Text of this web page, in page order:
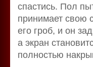
спастись. Пол
принимает свою
его гроб, и он
а экран
полностью